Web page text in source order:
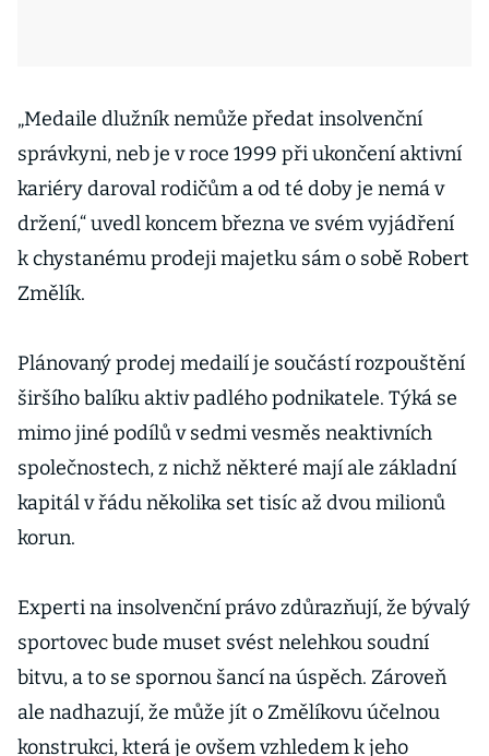
„Medaile dlužník nemůže předat insolvenční
správkyni, neb je v roce 1999 při ukončení aktivní
kariéry daroval rodičům a od té doby je nemá v
držení,“ uvedl koncem března ve svém vyjádření
k chystanému prodeji majetku sám o sobě Robert
Změlík.
Plánovaný prodej medailí je součástí rozpouštění
širšího balíku aktiv padlého podnikatele. Týká se
mimo jiné podílů v sedmi vesměs neaktivních
společnostech, z nichž některé mají ale základní
kapitál v řádu několika set tisíc až dvou milionů
korun.
Experti na insolvenční právo zdůrazňují, že bývalý
sportovec bude muset svést nelehkou soudní
bitvu, a to se spornou šancí na úspěch. Zároveň
ale nadhazují, že může jít o Změlíkovu účelnou
konstrukci, která je ovšem vzhledem k jeho